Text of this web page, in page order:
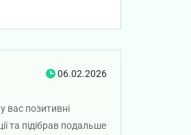
06.02.2026
вас позитивні
та підібрав подальше